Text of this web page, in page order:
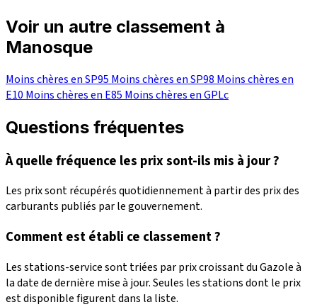
Voir un autre classement à
Manosque
Moins chères en SP95 Moins chères en SP98 Moins chères en
E10 Moins chères en E85 Moins chères en GPLc
Questions fréquentes
À quelle fréquence les prix sont-ils mis à jour ?
Les prix sont récupérés quotidiennement à partir des prix des
carburants publiés par le gouvernement.
Comment est établi ce classement ?
Les stations-service sont triées par prix croissant du Gazole à
la date de dernière mise à jour. Seules les stations dont le prix
est disponible figurent dans la liste.